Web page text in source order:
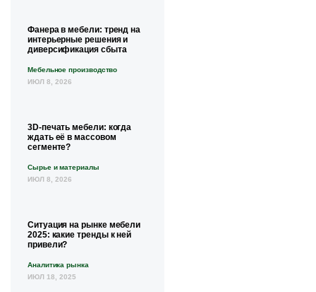
Фанера в мебели: тренд на
интерьерные решения и
диверсификация сбыта
Мебельное производство
ИЮЛ 8, 2026
3D-печать мебели: когда
ждать её в массовом
сегменте?
Сырье и материалы
ИЮЛ 8, 2026
Ситуация на рынке мебели
2025: какие тренды к ней
привели?
Аналитика рынка
ИЮЛ 18, 2025